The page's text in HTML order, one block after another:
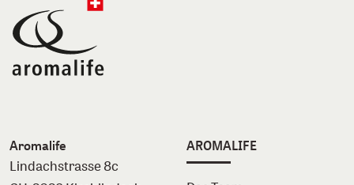
Aromalife
Lindachstrasse 8c
AROMALIFE